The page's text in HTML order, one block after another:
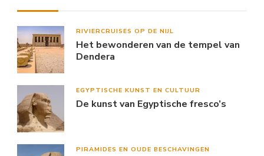
RIVIERCRUISES OP DE NIJL
Het bewonderen van de tempel van
Dendera
EGYPTISCHE KUNST EN CULTUUR
De kunst van Egyptische fresco’s
PIRAMIDES EN OUDE BESCHAVINGEN